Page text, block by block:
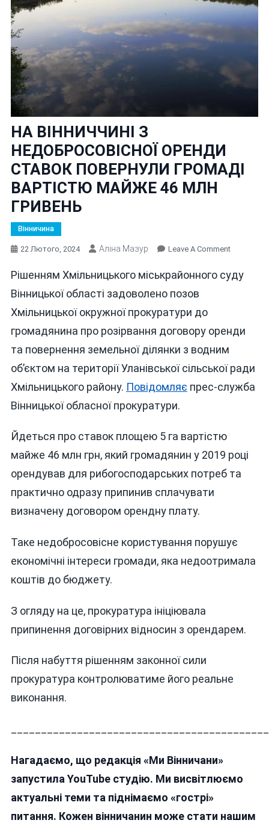
НА ВІННИЧЧИНІ З
НЕДОБРОСОВІСНОЇ ОРЕНДИ
СТАВОК ПОВЕРНУЛИ ГРОМАДІ
ВАРТІСТЮ МАЙЖЕ 46 МЛН
ГРИВЕНЬ
Вінничина
22 Лютого, 2024 Аліна Мазур Leave A CommentOn
СТАВОК
ВАРТІСТЮ
МАЙЖЕ
Рішенням Хмільницького міськрайонного суду
Вінницької області задоволено позов
Хмільницької окружної прокуратури до
громадянина про розірвання договору оренди
та повернення земельної ділянки з водним
об’єктом на території Уланівської сільської ради
Хмільницького району. Повідомляє прес-служба
Вінницької обласної прокуратури.
Йдеться про ставок площею 5 га вартістю
майже 46 млн грн, який громадянин у 2019 році
орендував для рибогосподарських потреб та
практично одразу припинив сплачувати
визначену договором орендну плату.
Таке недобросовісне користування порушує
економічні інтереси громади, яка недоотримала
коштів до бюджету.
З огляду на це, прокуратура ініціювала
припинення договірних відносин з орендарем.
Після набуття рішенням законної сили
прокуратура контролюватиме його реальне
виконання.
Нагадаємо, що редакція «Ми Вінничани»
запустила YouTube студію. Ми висвітлюємо
актуальні теми та піднімаємо «гострі»
питання. Кожен вінничанин може стати нашим